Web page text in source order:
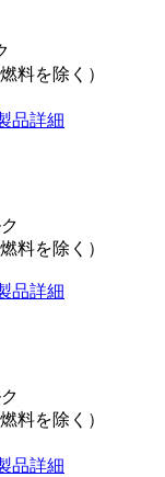
料を除く）
品詳細
料を除く）
品詳細
料を除く）
品詳細